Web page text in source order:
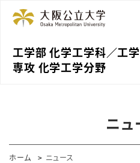
工学部 化学工学科／⼯
専攻 化学⼯学分野
ニュ
ホーム ニュース